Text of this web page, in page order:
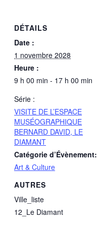
DÉTAILS
Date :
1 novembre 2028
Heure :
9 h 00 min - 17 h 00 min
Série :
VISITE DE L’ESPACE
MUSÉOGRAPHIQUE
BERNARD DAVID, LE
DIAMANT
Catégorie d’Évènement:
Art & Culture
AUTRES
Ville_liste
12_Le Diamant